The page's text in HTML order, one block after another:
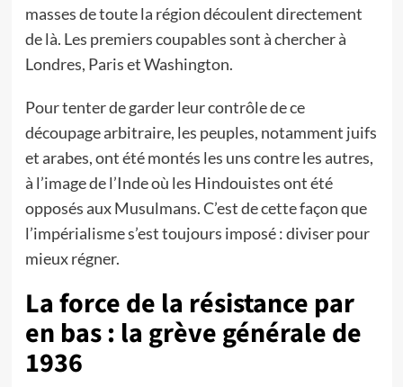
masses de toute la région découlent directement
de là. Les premiers coupables sont à chercher à
Londres, Paris et Washington.
Pour tenter de garder leur contrôle de ce
découpage arbitraire, les peuples, notamment juifs
et arabes, ont été montés les uns contre les autres,
à l’image de l’Inde où les Hindouistes ont été
opposés aux Musulmans. C’est de cette façon que
l’impérialisme s’est toujours imposé : diviser pour
mieux régner.
La force de la résistance par
en bas : la grève générale de
1936